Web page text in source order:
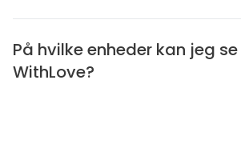
På hvilke enheder kan jeg se
WithLove?